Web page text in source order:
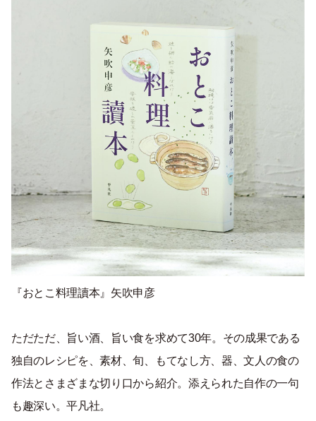
『おとこ料理讀本』矢吹申彦
ただただ、旨い酒、旨い食を求めて30年。その成果である
独自のレシピを、素材、旬、もてなし方、器、文人の食の
作法とさまざまな切り口から紹介。添えられた自作の一句
も趣深い。平凡社。